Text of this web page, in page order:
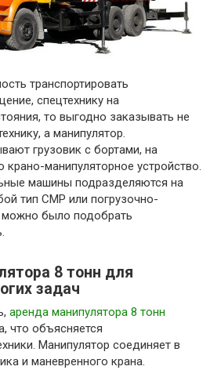
транспортировать
спецтехнику на
то выгодно заказывать не
а манипулятор.
грузовик с бортами, на
крано-манипуляторное устройство.
машины подразделяются на
тип СМР или погрузочно-
можно было подобрать
8 тонн для
задач
аренда манипулятора 8 тонн
что объясняется
Манипулятор соединяет в
и маневренного крана.